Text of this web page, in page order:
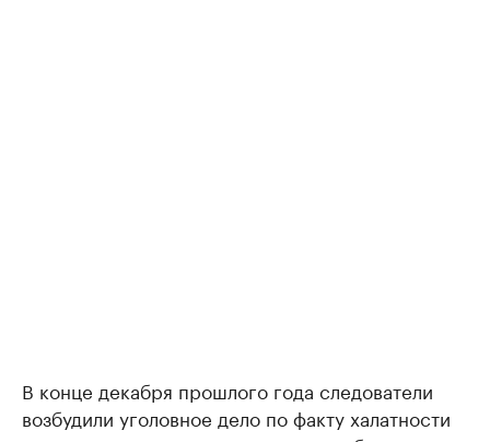
В конце декабря прошлого года следователи
возбудили уголовное дело по факту халатности